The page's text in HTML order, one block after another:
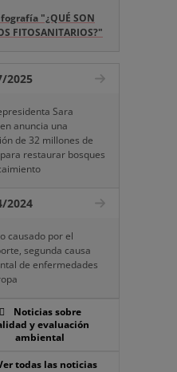
"¿QUÉ SON
FITOSANITARIOS?"
2025
Sara
anuncia una
de 32 millones de
restaurar bosques
2024
causado por el
segunda causa
de enfermedades
Noticias sobre
y evaluación
ambiental
todas las noticias